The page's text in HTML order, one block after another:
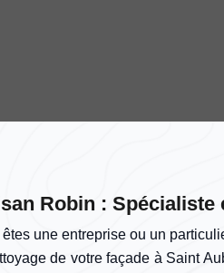
Robin : Spécialiste
une entreprise ou un
de votre façade à Saint